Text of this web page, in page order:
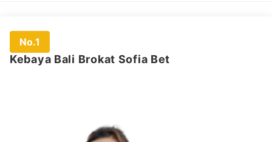
No.1
Kebaya Bali Brokat Sofia Bet